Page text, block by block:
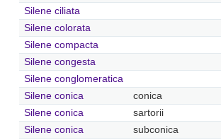
Silene ciliata
Silene colorata
Silene compacta
Silene congesta
Silene conglomeratica
Silene conica
conica
Silene conica
sartorii
Silene conica
subconica